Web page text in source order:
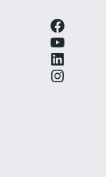
Facebook
https://www.youtube.com/@SfrecciAzzurra
LinkedIn
Instagram